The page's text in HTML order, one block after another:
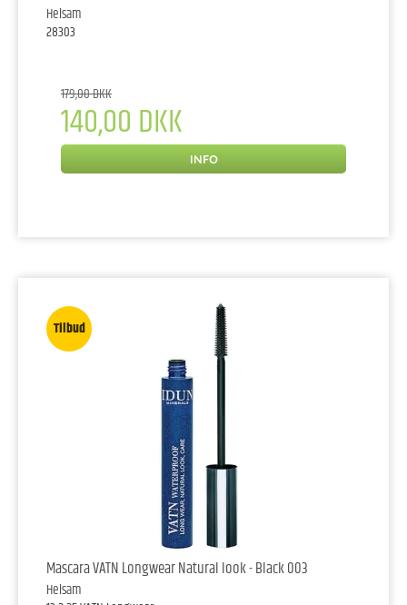
Helsam
28303
179,00 DKK
140,00 DKK
INFO
Tilbud
Mascara VATN Longwear Natural look - Black 003
Helsam